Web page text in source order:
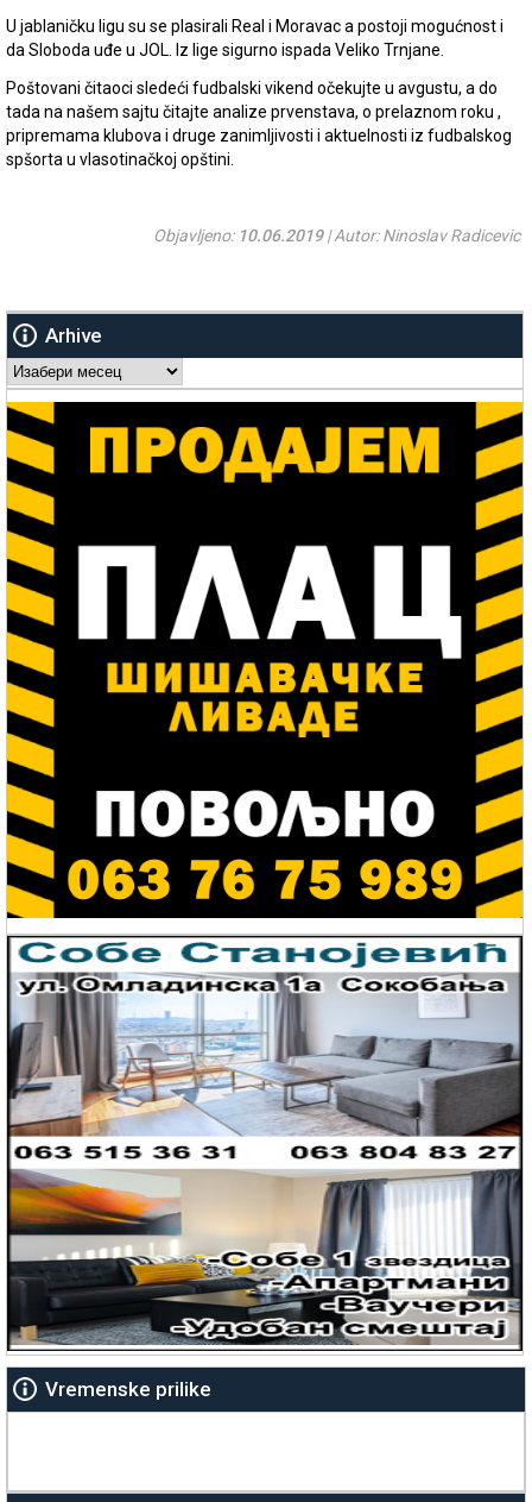
U jablaničku ligu su se plasirali Real i Moravac a postoji mogućnost i
da Sloboda uđe u JOL. Iz lige sigurno ispada Veliko Trnjane.
Poštovani čitaoci sledeći fudbalski vikend očekujte u avgustu, a do
tada na našem sajtu čitajte analize prvenstava, o prelaznom roku ,
pripremama klubova i druge zanimljivosti i aktuelnosti iz fudbalskog
spšorta u vlasotinačkoj opštini.
Objavljeno: 10.06.2019| Autor: Ninoslav Radicevic
Arhive
Arhive
Vremenske prilike